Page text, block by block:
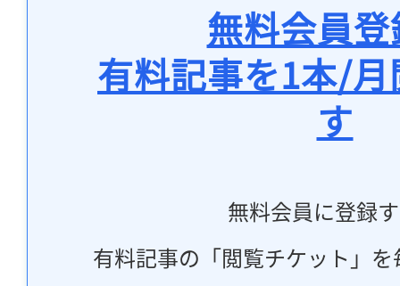
無料会員
有料記事を1本/
す
無料会員に登録
有料記事の「閲覧チケット」